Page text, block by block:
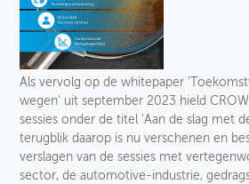
Als vervolg op de whitepaper
wegen' uit september 2023 hield
sessies onder de titel 'Aan de slag met
terugblik daarop is nu verschenen en
verslagen van de sessies met
sector, de automotive-industrie,